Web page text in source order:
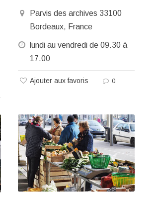
Parvis des archives 33100
Bordeaux, France
lundi au vendredi de 09.30 à
17.00
Ajouter aux favoris 0